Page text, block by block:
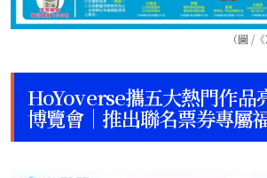
（圖 /
HoYoverse攜五大熱門作品
博覽會｜推出聯名票券專屬